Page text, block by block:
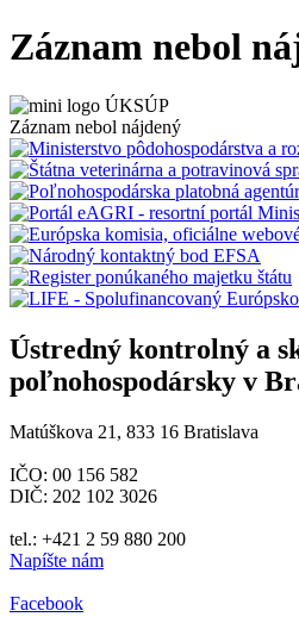
Záznam nebol
Záznam nebol nájdený
Ústredný kontrolný a
poľnohospodársky v
Matúškova 21, 833 16 Bratislava
IČO: 00 156 582
DIČ: 202 102 3026
tel.: +421 2 59 880 200
Napíšte nám
Facebook